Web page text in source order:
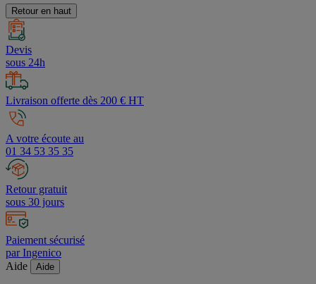
Retour en haut
Devis
sous 24h
Livraison offerte dès 200 € HT
A votre écoute au
01 34 53 35 35
Retour gratuit
sous 30 jours
Paiement sécurisé
par Ingenico
Aide
Aide